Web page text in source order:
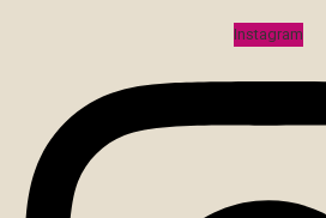
Instagram